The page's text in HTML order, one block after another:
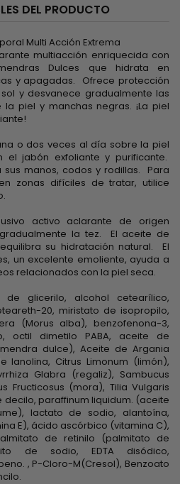
DEL PRODUCTO
Multi Acción Extrema
multiacción enriquecida con
Dulces que hidrata en
y apagadas. Ofrece protección
sol y desvanece gradualmente las
piel y manchas negras. ¡La piel
o dos veces al día sobre la piel
el jabón exfoliante y purificante.
manos, codos y rodillas. Para
zonas difíciles de tratar, utilice
activo aclarante de origen
la tez. El aceite de
su hidratación natural. El
un excelente emoliente, ayuda a
relacionados con la piel seca.
glicerilo, alcohol cetearílico,
20, miristato de isopropilo,
(Morus alba), benzofenona-3,
octil dimetilo PABA, aceite de
dulce), Aceite de Argania
lanolina, Citrus Limonum (limón),
Glabra (regaliz), Sambucus
Fructicosus (mora), Tilia Vulgaris
paraffinum liquidum. (aceite
lactato de sodio, alantoína,
E), ácido ascórbico (vitamina C),
de retinilo (palmitato de
de sodio, EDTA disódico,
, P-Cloro-M(Cresol), Benzoato